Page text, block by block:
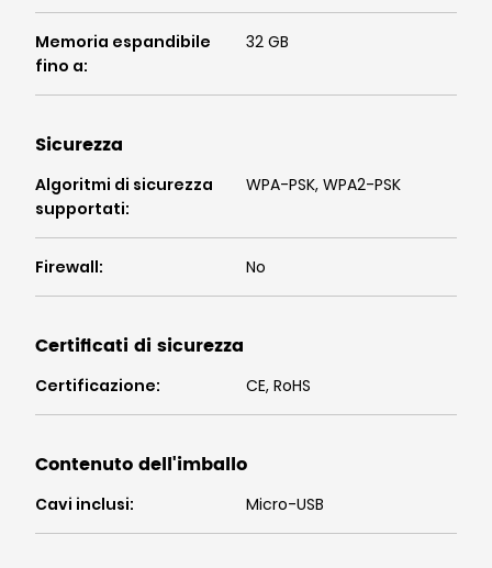
Memoria espandibile
fino a:
32 GB
Sicurezza
Algoritmi di sicurezza
supportati:
WPA-PSK, WPA2-PSK
Firewall: No
Certificati di sicurezza
Certificazione: CE, RoHS
Contenuto dell'imballo
Cavi inclusi: Micro-USB